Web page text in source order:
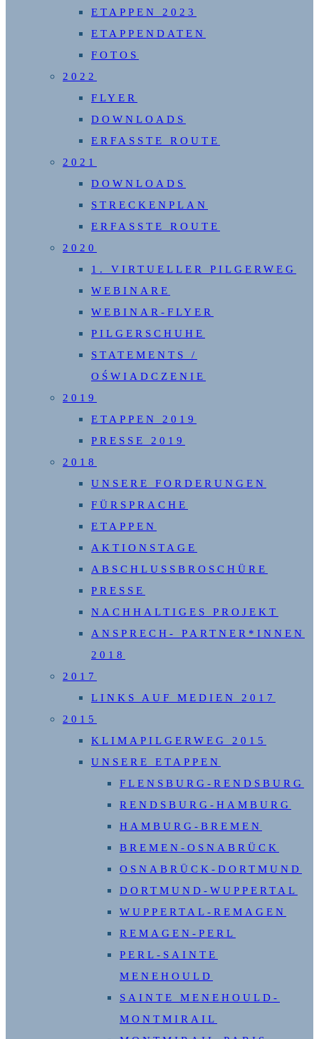
ETAPPEN 2023
ETAPPENDATEN
FOTOS
2022
FLYER
DOWNLOADS
ERFASSTE ROUTE
2021
DOWNLOADS
STRECKENPLAN
ERFASSTE ROUTE
2020
1. VIRTUELLER PILGERWEG
WEBINARE
WEBINAR-FLYER
PILGERSCHUHE
STATEMENTS /
OŚWIADCZENIE
2019
ETAPPEN 2019
PRESSE 2019
2018
UNSERE FORDERUNGEN
FÜRSPRACHE
ETAPPEN
AKTIONSTAGE
ABSCHLUSSBROSCHÜRE
PRESSE
NACHHALTIGES PROJEKT
ANSPRECH- PARTNER*INNEN
2018
2017
LINKS AUF MEDIEN 2017
2015
KLIMAPILGERWEG 2015
UNSERE ETAPPEN
FLENSBURG-RENDSBURG
RENDSBURG-HAMBURG
HAMBURG-BREMEN
BREMEN-OSNABRÜCK
OSNABRÜCK-DORTMUND
DORTMUND-WUPPERTAL
WUPPERTAL-REMAGEN
REMAGEN-PERL
PERL-SAINTE
MENEHOULD
SAINTE MENEHOULD-
MONTMIRAIL